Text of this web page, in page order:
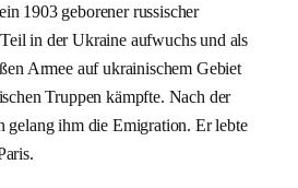
1903 geborener russischer
in der Ukraine aufwuchs und als
Armee auf ukrainischem Gebiet
Truppen kämpfte. Nach der
gelang ihm die Emigration. Er lebte